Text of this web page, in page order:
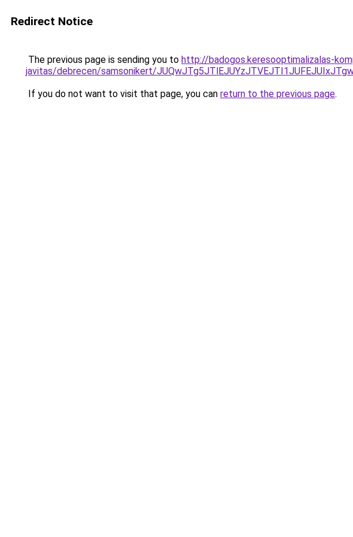
Redirect Notice
The previous page is sending you to http://badogos.keresooptimalizalas-
javitas/debrecen/samsonikert/
If you do not want to visit that page, you can return to the previous page.